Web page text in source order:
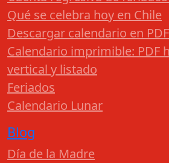
Qué se celebra hoy en Chile
Descargar calendario en PDF
Calendario imprimible: PDF
vertical y listado
Feriados
Calendario Lunar
Blog
Día de la Madre